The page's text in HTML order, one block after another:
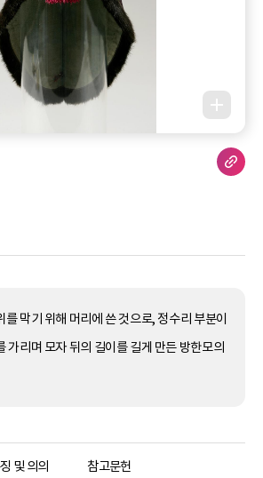
막기 위해 머리에 쓴 것으로, 정수리 부분이
가리며 모자 뒤의 길이를 길게 만든 방한모의
및 의의 참고문헌